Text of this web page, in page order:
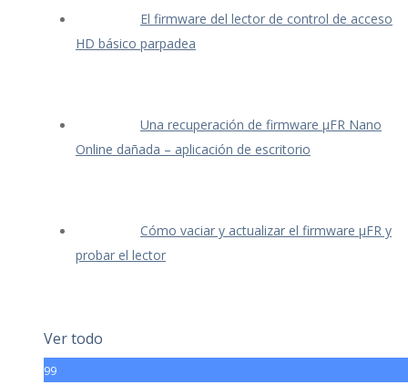
El firmware del lector de control de acceso
HD básico parpadea
Una recuperación de firmware μFR Nano
Online dañada – aplicación de escritorio
Cómo vaciar y actualizar el firmware μFR y
probar el lector
Ver todo
99